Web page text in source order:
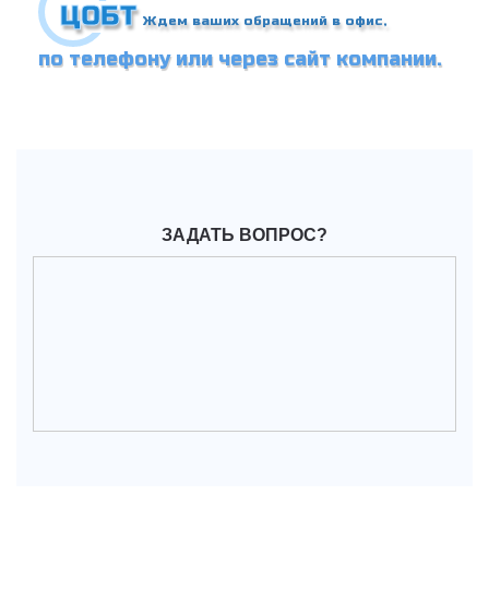
ЦОБТ Ждем ваших обращений в офис,
по телефону или через сайт компании.
ЗАДАТЬ ВОПРОС?